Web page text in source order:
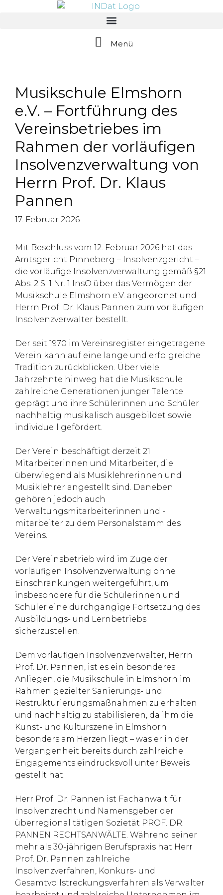
Menü
Musikschule Elmshorn
e.V. – Fortführung des
Vereinsbetriebes im
Rahmen der vorläufigen
Insolvenzverwaltung von
Herrn Prof. Dr. Klaus
Pannen
17. Februar 2026
Mit Beschluss vom 12. Februar 2026 hat das
Amtsgericht Pinneberg – Insolvenzgericht –
die vorläufige Insolvenzverwaltung gemäß §21
Abs. 2 S. 1 Nr. 1 InsO über das Vermögen der
Musikschule Elmshorn e.V. angeordnet und
Herrn Prof. Dr. Klaus Pannen zum vorläufigen
Insolvenzverwalter bestellt.
Der seit 1970 im Vereinsregister eingetragene
Verein kann auf eine lange und erfolgreiche
Tradition zurückblicken. Über viele
Jahrzehnte hinweg hat die Musikschule
zahlreiche Generationen junger Talente
geprägt und ihre Schülerinnen und Schüler
nachhaltig musikalisch ausgebildet sowie
individuell gefördert.
Der Verein beschäftigt derzeit 21
Mitarbeiterinnen und Mitarbeiter, die
überwiegend als Musiklehrerinnen und
Musiklehrer angestellt sind. Daneben
gehören jedoch auch
Verwaltungsmitarbeiterinnen und -
mitarbeiter zu dem Personalstamm des
Vereins.
Der Vereinsbetrieb wird im Zuge der
vorläufigen Insolvenzverwaltung ohne
Einschränkungen weitergeführt, um
insbesondere für die Schülerinnen und
Schüler eine durchgängige Fortsetzung des
Ausbildungs- und Lernbetriebs
sicherzustellen.
Dem vorläufigen Insolvenzverwalter, Herrn
Prof. Dr. Pannen, ist es ein besonderes
Anliegen, die Musikschule in Elmshorn im
Rahmen gezielter Sanierungs- und
Restrukturierungsmaßnahmen zu erhalten
und nachhaltig zu stabilisieren, da ihm die
Kunst- und Kulturszene in Elmshorn
besonders am Herzen liegt – was er in der
Vergangenheit bereits durch zahlreiche
Engagements eindrucksvoll unter Beweis
gestellt hat.
Herr Prof. Dr. Pannen ist Fachanwalt für
Insolvenzrecht und Namensgeber der
überregional tätigen Sozietät PROF. DR.
PANNEN RECHTSANWÄLTE. Während seiner
mehr als 30-jährigen Berufspraxis hat Herr
Prof. Dr. Pannen zahlreiche
Insolvenzverfahren, Konkurs- und
Gesamtvollstreckungsverfahren als Verwalter